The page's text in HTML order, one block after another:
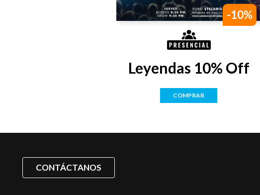
-10%
Leyendas 10% Off
COMPRAR
CONTÁCTANOS